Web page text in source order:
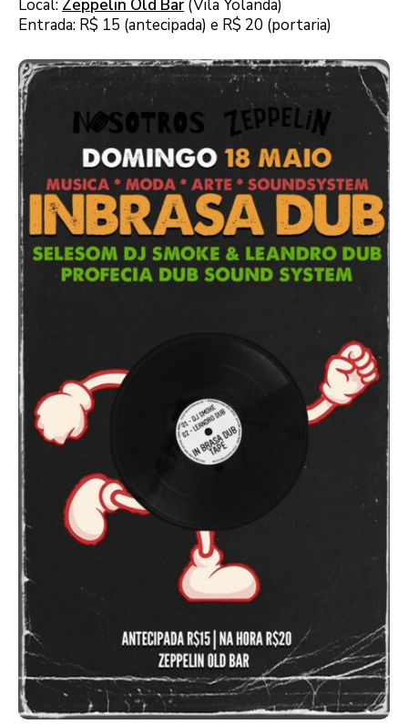
Local: Zeppelin Old Bar (Vila Yolanda)
Entrada: R$ 15 (antecipada) e R$ 20 (portaria)